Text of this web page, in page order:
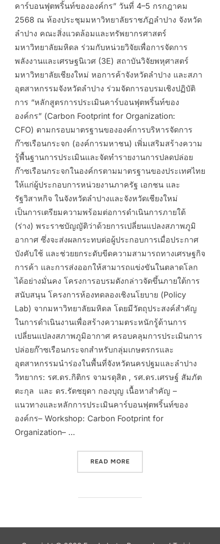
คาร์บอนฟุตพริ้นท์ขององค์กร” วันที่ 4–5 กรกฎาคม
2568 ณ ห้องประชุมมหาวิทยาลัยราชภัฏลำปาง จังหวัด
ลำปาง คณะสิ่งแวดล้อมและทรัพยากรศาสตร์
มหาวิทยาลัยมหิดล ร่วมกับหน่วยวิจัยเพื่อการจัดการ
พลังงานและเศรษฐนิเวศ (3E) สถาบันวิจัยพหุศาสตร์
มหาวิทยาลัยเชียงใหม่ หอการค้าจังหวัดลำปาง และสภา
อุตสาหกรรมจังหวัดลำปาง ร่วมจัดการอบรมเชิงปฏิบัติ
การ “หลักสูตรการประเมินคาร์บอนฟุตพริ้นท์ของ
องค์กร” (Carbon Footprint for Organization:
CFO) ตามกรอบมาตรฐานขององค์การบริหารจัดการ
ก๊าซเรือนกระจก (องค์การมหาชน) เพิ่มเสริมสร้างความ
รู้พื้นฐานการประเมินและจัดทำรายงานการปลดปล่อย
ก๊าซเรือนกระจกในองค์กรตามมาตรฐานของประเทศไทย
ให้แก่ผู้ประกอบการหน่วยงานภาครัฐ เอกชน และ
รัฐวิสาหกิจ ในจังหวัดลำปางและจังหวัดเชียงใหม่
เป็นการเตรียมความพร้อมต่อการดำเนินการภายใต้
(ร่าง) พระราชบัญญัติว่าด้วยการเปลี่ยนแปลงสภาพภูมิ
อากาศ ซึ่งจะส่งผลกระทบต่อผู้ประกอบการเมื่อประกาศ
บังคับใช้ และช่วยยกระดับขีดความสามารถทางเศรษฐกิจ
การค้า และการส่งออกให้สามารถแข่งขันในตลาดโลก
ได้อย่างมั่นคง โครงการอบรมดังกล่าวจัดขึ้นภายใต้การ
สนับสนุน โครงการห้องทดลองเชิงนโยบาย (Policy
Lab) จากมหาวิทยาลัยมหิดล โดยมีวัตถุประสงค์สำคัญ
ในการดำเนินงานเพื่อสร้างความตระหนักรู้ด้านการ
เปลี่ยนแปลงสภาพภูมิอากาศ ครอบคลุมการประเมินการ
ปล่อยก๊าซเรือนกระจกสำหรับกลุ่มเกษตรกรและ
อุตสาหกรรมนำร่องในพื้นที่จังหวัดนครปฐมและลำปาง
วิทยากร: รศ.ดร.กิติกร จามรดุสิต , รศ.ดร.เศรษฐ์ สัมภัต
ตะกุล และ ดร.รัตชยุดา กองบุญ เนื้อหาสำคัญ –
แนวทางและหลักการประเมินคาร์บอนฟุตพริ้นท์ของ
องค์กร– Workshop: Carbon Footprint for
Organization– …
READ MORE